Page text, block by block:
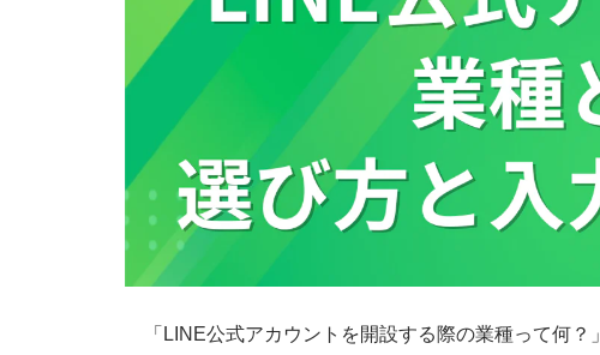
「LINE公式アカウントを開設する際の業種って何？」